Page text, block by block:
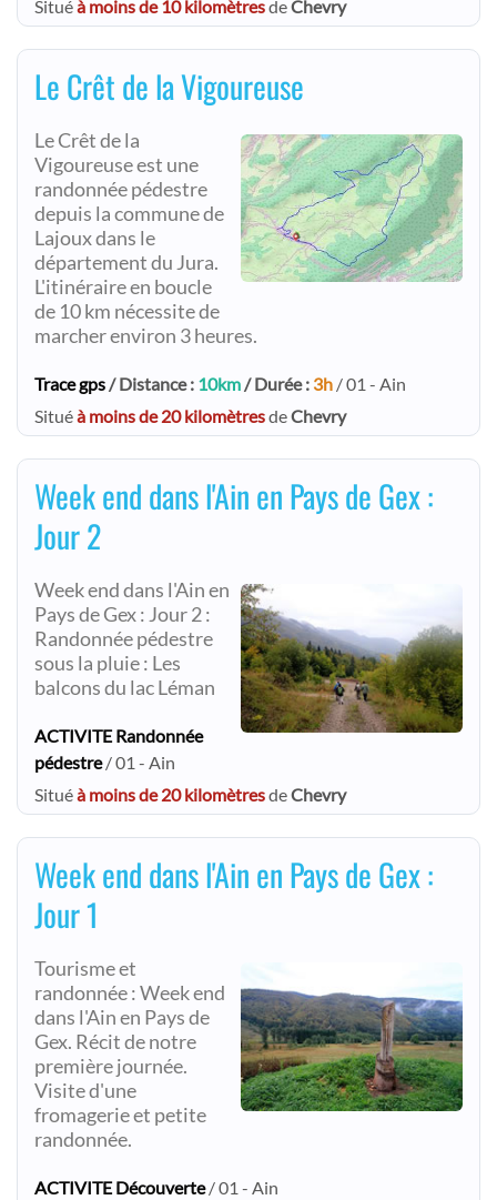
Situéà moins de 10 kilomètresdeChevry
Le Crêt de la Vigoureuse
Le Crêt de la
Vigoureuse est une
randonnée pédestre
depuis la commune de
Lajoux dans le
département du Jura.
L'itinéraire en boucle
de 10 km nécessite de
marcher environ 3 heures.
Trace gps/ Distance : 10km/ Durée : 3h / 01 - Ain
Situéà moins de 20 kilomètresdeChevry
Week end dans l'Ain en Pays de Gex :
Jour 2
Week end dans l'Ain en
Pays de Gex : Jour 2 :
Randonnée pédestre
sous la pluie : Les
balcons du lac Léman
ACTIVITE Randonnée
pédestre/ 01 - Ain
Situéà moins de 20 kilomètresdeChevry
Week end dans l'Ain en Pays de Gex :
Jour 1
Tourisme et
randonnée : Week end
dans l'Ain en Pays de
Gex. Récit de notre
première journée.
Visite d'une
fromagerie et petite
randonnée.
ACTIVITE Découverte/ 01 - Ain